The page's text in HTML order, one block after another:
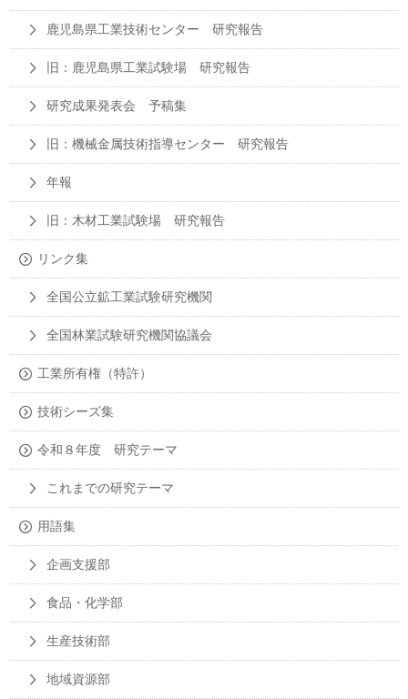
鹿児島県工業技術センター 研究報告
旧：鹿児島県工業試験場 研究報告
研究成果発表会 予稿集
旧：機械金属技術指導センター 研究報告
年報
旧：木材工業試験場 研究報告
リンク集
全国公立鉱工業試験研究機関
全国林業試験研究機関協議会
工業所有権（特許）
技術シーズ集
令和８年度 研究テーマ
これまでの研究テーマ
用語集
企画支援部
食品・化学部
生産技術部
地域資源部